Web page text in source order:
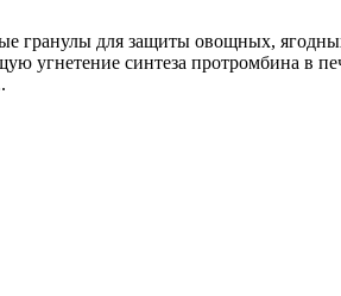
гранулы для защиты овощных,
угнетение синтеза протромбина в